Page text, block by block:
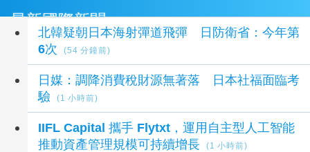
最新國際新聞
北韓疑朝日本海射彈道飛彈 日防衛省：今年第
6次
(54 分鐘前)
日媒：調降消費稅財源無著落 日本社福面臨考
驗
(1 小時前)
IIFL Capital 攜手 Flytxt，運用自主型人工智能
推動資產管理規模可持續增長
(1 小時前)